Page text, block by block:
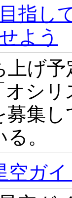
指し
よう
上げ
オシ
募集
。
空ガ